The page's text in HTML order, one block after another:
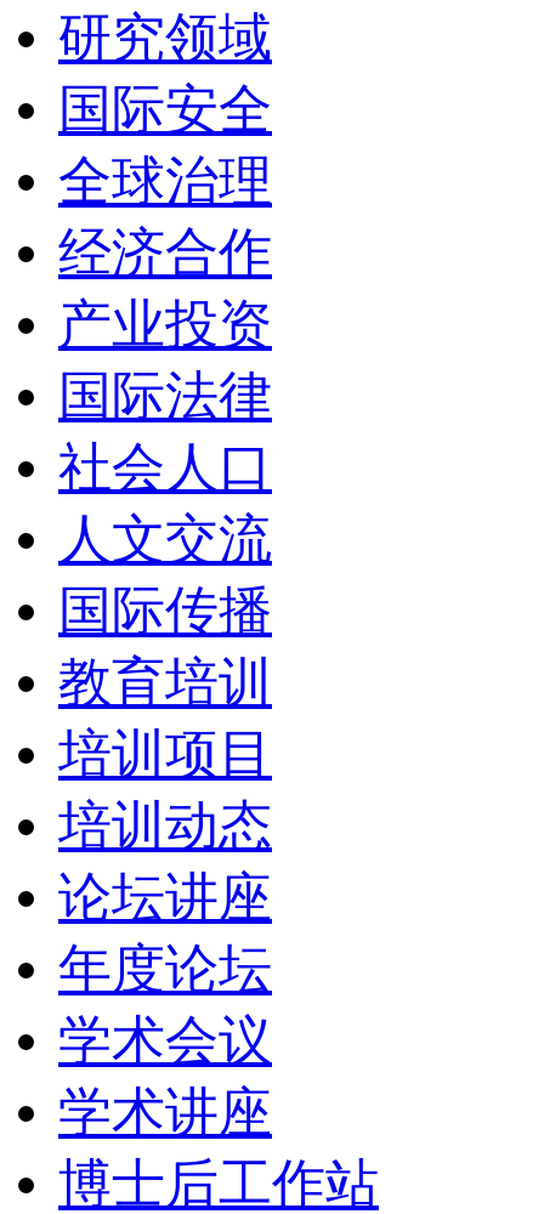
研究领域
国际安全
全球治理
经济合作
产业投资
国际法律
社会人口
人文交流
国际传播
教育培训
培训项目
培训动态
论坛讲座
年度论坛
学术会议
学术讲座
博士后工作站